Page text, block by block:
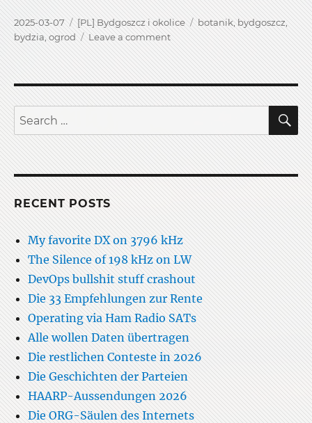
Posted
on
2025-03-07 Categories
[PL] Bydgoszcz i okolice Tags
botanik,bydgoszcz
bydzia,ogrod Leave a commenton
Ogród
botaniczny
w
Bydgoszczy
Search
for:
RECENT POSTS
My favorite DX on 3796 kHz
The Silence of 198 kHz on LW
DevOps bullshit stuff crashout
Die 33 Empfehlungen zur Rente
Operating via Ham Radio SATs
Alle wollen Daten übertragen
Die restlichen Conteste in 2026
Die Geschichten der Parteien
HAARP-Aussendungen 2026
Die ORG-Säulen des Internets